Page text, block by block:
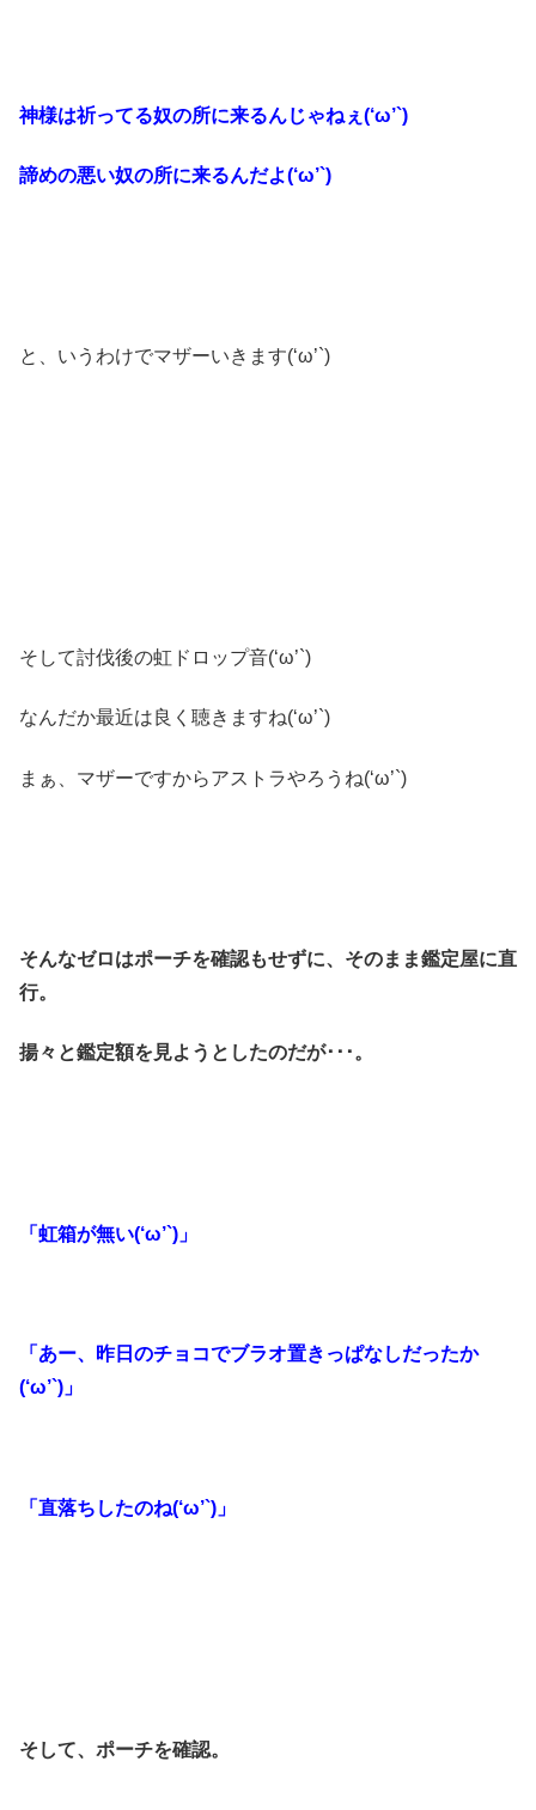
神様は祈ってる奴の所に来るんじゃねぇ(‘ω’`)
諦めの悪い奴の所に来るんだよ(‘ω’`)
と、いうわけでマザーいきます(‘ω’`)
そして討伐後の虹ドロップ音(‘ω’`)
なんだか最近は良く聴きますね(‘ω’`)
まぁ、マザーですからアストラやろうね(‘ω’`)
そんなゼロはポーチを確認もせずに、そのまま鑑定屋に直
行。
揚々と鑑定額を見ようとしたのだが･･･。
「虹箱が無い(‘ω’`)」
「あー、昨日のチョコでブラオ置きっぱなしだったか
(‘ω’`)」
「直落ちしたのね(‘ω’`)」
そして、ポーチを確認。